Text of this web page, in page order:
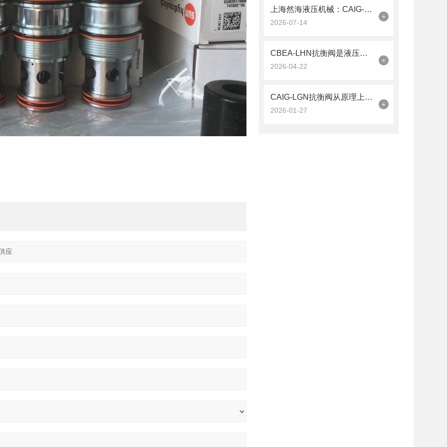
上海然海液压机械：CAIG-LGN抗衡阀的品质之选——实测数据解析
2026-07-14
+
CBEA-LHN抗衡阀是液压系统中的平衡卫士
2026-04-22
+
CAIG-LGN抗衡阀从原理上可分解为以下三个层面
2026-01-27
+